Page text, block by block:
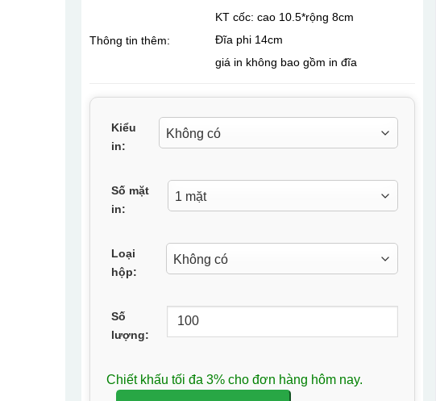
Thông tin thêm:
KT cốc: cao 10.5*rộng 8cm
Đĩa phi 14cm
giá in không bao gồm in đĩa
Kiểu
in:
Số mặt
in:
Loại
hộp:
Số
lượng:
Chiết khấu tối đa 3% cho đơn hàng hôm nay.